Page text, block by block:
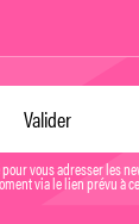
vous adresser les
via le lien prévu à